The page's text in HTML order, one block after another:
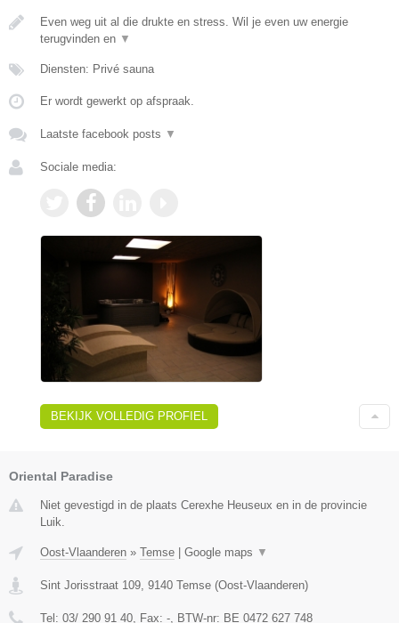
Even weg uit al die drukte en stress. Wil je even uw energie
terugvinden en ▼
Diensten: Privé sauna
Er wordt gewerkt op afspraak.
Laatste facebook posts ▼
Sociale media:
BEKIJK VOLLEDIG PROFIEL
Oriental Paradise
Niet gevestigd in de plaats Cerexhe Heuseux en in de provincie
Luik.
Oost-Vlaanderen » Temse Google maps ▼
Sint Jorisstraat 109, 9140 Temse (Oost-Vlaanderen)
Tel: 03/ 290 91 40, Fax: -, BTW-nr: BE 0472 627 748